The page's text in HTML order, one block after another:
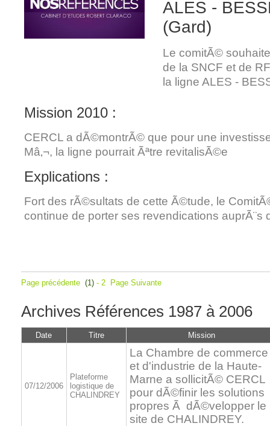
ALES -
(Gard)
Le comitÃ©
de la SNCF et de
la ligne ALES -
Mission 2010 :
CERCL a dÃ©montrÃ© que pour une
Mâ‚¬, la ligne pourrait Ãªtre revitalisÃ©e
Explications :
Fort des rÃ©sultats de cette Ã©tude, le
continue de porter ses revendications auprÃ¨s
Page précédente (1) - 2 Page Suivante
Archives Références 1987 à 2006
Date Titre Mission
07/12/2006
Plateforme
logistique de
CHALINDREY
La Chambre de commerce
et d'industrie de la Haute-
Marne a sollicitÃ© CERCL
pour dÃ©finir les solutions
propres Ã dÃ©velopper le
site de CHALINDREY.